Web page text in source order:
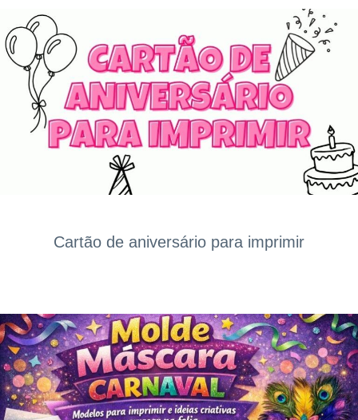
Cartão de aniversário para imprimir